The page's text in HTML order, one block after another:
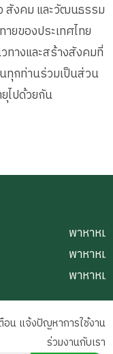
สังคม และวัฒนธรรม
ยของประเทศไทย
างและสร้างสังคมที่
ทุกท่านร่วมเป็นส่วน
ไปด้วยกัน
พาหาหม
พาหาหม
พาหาห
อน แจ้งปัญหาการใช้งาน
ร่วมงานกับเรา